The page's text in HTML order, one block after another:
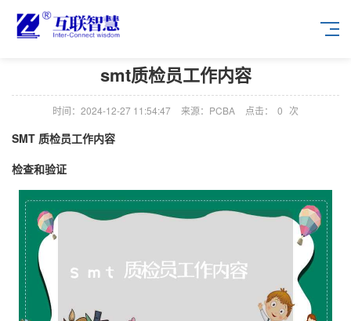
smt质检员工作内容
时间：2024-12-27 11:54:47 来源：PCBA 点击： 0 次
SMT 质检员工作内容
检查和验证